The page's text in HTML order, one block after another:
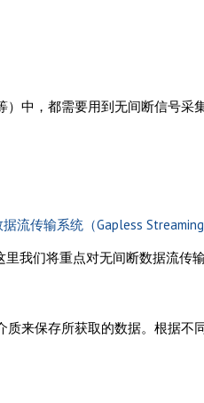
中，都需要用到无间断信号采
传输系统（Gapless Streaming
我们将重点对无间断数据流传输
来保存所获取的数据。根据不